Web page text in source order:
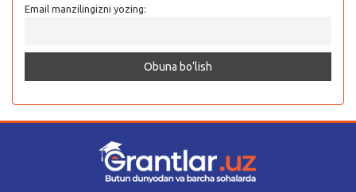
Email manzilingizni yozing: